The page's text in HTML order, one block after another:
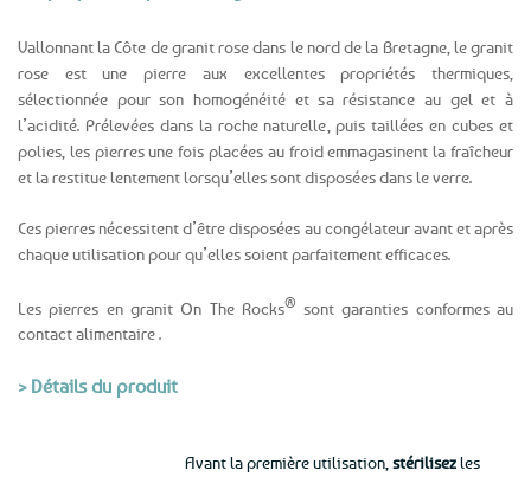
Vallonnant la Côte de granit rose dans le nord de la Bretagne, le granit
rose est une pierre aux excellentes propriétés thermiques,
sélectionnée pour son homogénéité et sa résistance au gel et à
l’acidité. Prélevées dans la roche naturelle, puis taillées en cubes et
polies, les pierres une fois placées au froid emmagasinent la fraîcheur
et la restitue lentement lorsqu’elles sont disposées dans le verre.
Ces pierres nécessitent d’être disposées au congélateur avant et après
chaque utilisation pour qu’elles soient parfaitement efficaces.
Les pierres en granit On The Rocks® sont garanties conformes au
contact alimentaire .
> Détails du produit
Avant la première utilisation, stérilisezles